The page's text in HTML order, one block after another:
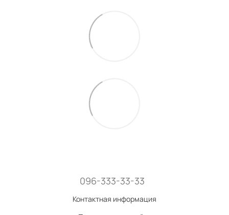
096-333-33-33
Контактная информация